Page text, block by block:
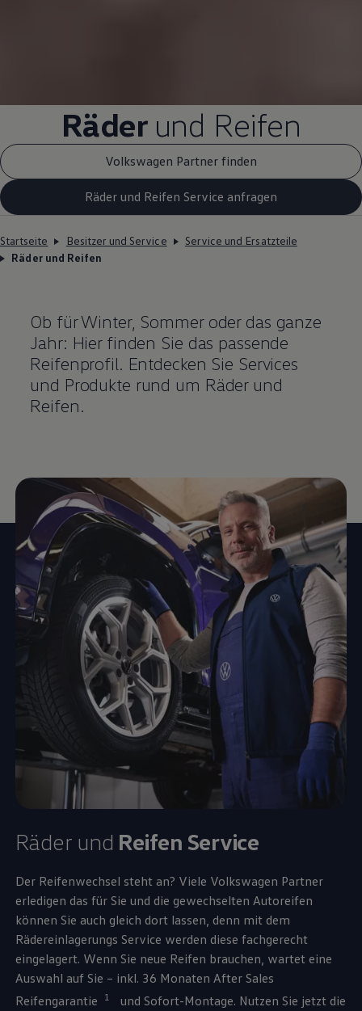
Räder und Reifen
Volkswagen Partner finden
Räder und Reifen Service anfragen
Startseite Besitzer und Service
Service und Ersatzteile
Räder und Reifen
Ob für Winter, Sommer oder das ganze
Jahr: Hier finden Sie das passende
Reifenprofil. Entdecken Sie Services
und Produkte rund um Räder und
Reifen.
Räder und Reifen Service
Der Reifenwechsel steht an? Viele Volkswagen Partner
erledigen das für Sie und die gewechselten Autoreifen
können Sie auch gleich dort lassen, denn mit dem
Rädereinlagerungs Service werden diese fachgerecht
eingelagert. Wenn Sie neue Reifen brauchen, wartet eine
Auswahl auf Sie – inkl. 36 Monaten After Sales
Reifengarantie
1
und Sofort-Montage. Nutzen Sie jetzt die